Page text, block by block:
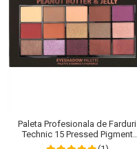
Paleta Profesionala de Farduri
Technic 15 Pressed Pigment
Palette, Peanut Butter & Jelly, 15